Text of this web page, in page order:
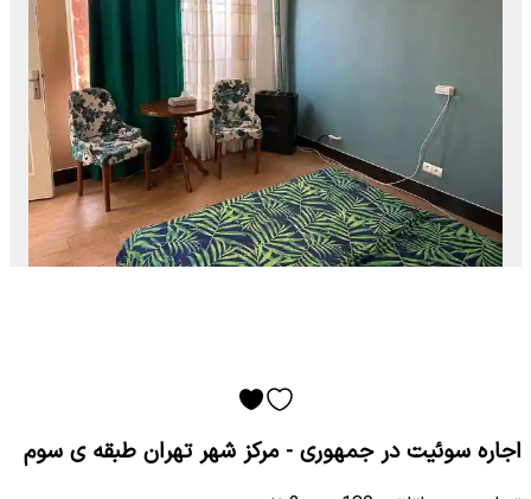
اجاره سوئیت در جمهوری - مرکز شهر تهران طبقه ی سوم